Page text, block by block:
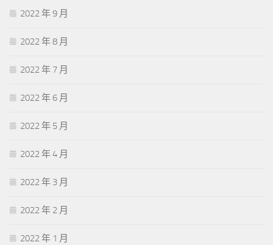
2022 年 9 月
2022 年 8 月
2022 年 7 月
2022 年 6 月
2022 年 5 月
2022 年 4 月
2022 年 3 月
2022 年 2 月
2022 年 1 月